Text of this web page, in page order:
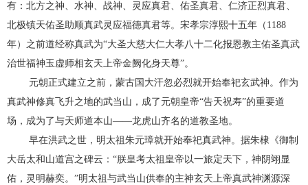
有：北方之神、水神、战神、灵应真君、佑圣真君、仁济正烈真君、
北极镇天佑圣助顺真武灵应福德真君等。宋孝宗淳熙十五年（1188
年）之前道经称真武为“大圣大慈大仁大孝八十二化报恩教主佑圣真武
治世福神玉虚师相玄天上帝金阙化身天尊”。
元朝正式建立之前，蒙古国大汗忽必烈就开始奉祀玄武神。作为
真武神修真飞升之地的武当山，成了元朝皇帝“告天祝寿”的重要道
场，成为了与天师道本山——龙虎山齐名的道教圣地。
早在洪武之世，明太祖朱元璋就开始奉祀真武神。据朱棣《御制
大岳太和山道宫之碑云：“朕皇考太祖皇帝以一旅定天下，神阴翊显
佑，灵明赫奕。”明太祖与武当山供奉的主神玄天上帝真武神渊源深